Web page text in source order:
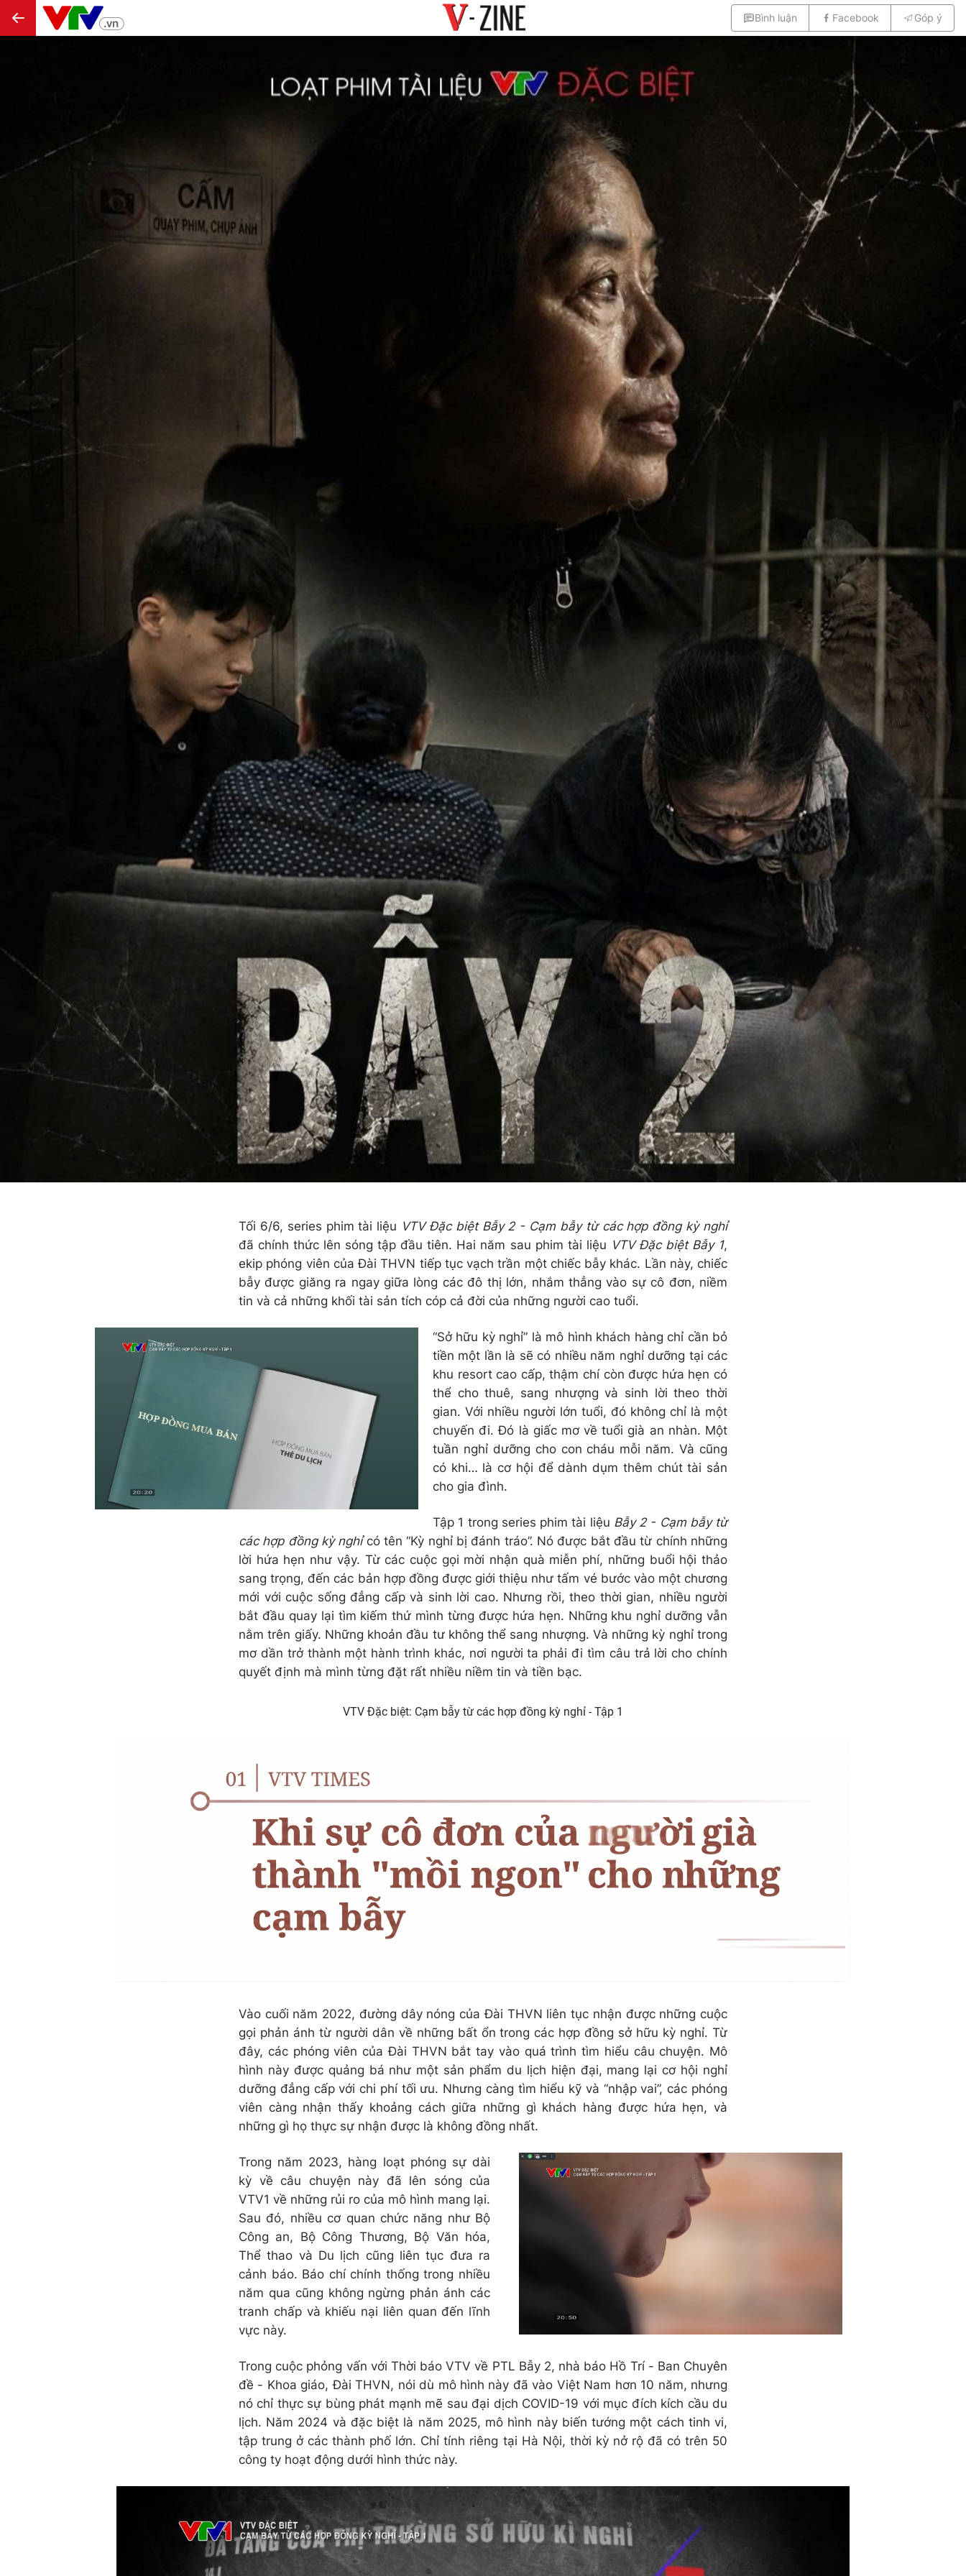
Bình luận Facebook Góp ý
Tối 6/6, series phim tài liệu VTV Đặc biệt Bẫy 2 - Cạm bẫy từ các hợp đồng kỳ nghỉ
đã chính thức lên sóng tập đầu tiên. Hai năm sau phim tài liệu VTV Đặc biệt Bẫy 1,
ekip phóng viên của Đài THVN tiếp tục vạch trần một chiếc bẫy khác. Lần này, chiếc
bẫy được giăng ra ngay giữa lòng các đô thị lớn, nhắm thẳng vào sự cô đơn, niềm
tin và cả những khối tài sản tích cóp cả đời của những người cao tuổi.
“Sở hữu kỳ nghỉ” là mô hình khách hàng chỉ cần bỏ
tiền một lần là sẽ có nhiều năm nghỉ dưỡng tại các
khu resort cao cấp, thậm chí còn được hứa hẹn có
thể cho thuê, sang nhượng và sinh lời theo thời
gian. Với nhiều người lớn tuổi, đó không chỉ là một
chuyến đi. Đó là giấc mơ về tuổi già an nhàn. Một
tuần nghỉ dưỡng cho con cháu mỗi năm. Và cũng
có khi… là cơ hội để dành dụm thêm chút tài sản
cho gia đình.
Tập 1 trong series phim tài liệu Bẫy 2 - Cạm bẫy từ
các hợp đồng kỳ nghỉ có tên “Kỳ nghỉ bị đánh tráo”. Nó được bắt đầu từ chính những
lời hứa hẹn như vậy. Từ các cuộc gọi mời nhận quà miễn phí, những buổi hội thảo
sang trọng, đến các bản hợp đồng được giới thiệu như tấm vé bước vào một chương
mới với cuộc sống đẳng cấp và sinh lời cao. Nhưng rồi, theo thời gian, nhiều người
bắt đầu quay lại tìm kiếm thứ mình từng được hứa hẹn. Những khu nghỉ dưỡng vẫn
nằm trên giấy. Những khoản đầu tư không thể sang nhượng. Và những kỳ nghỉ trong
mơ dần trở thành một hành trình khác, nơi người ta phải đi tìm câu trả lời cho chính
quyết định mà mình từng đặt rất nhiều niềm tin và tiền bạc.
VTV Đặc biệt: Cạm bẫy từ các hợp đồng kỳ nghỉ - Tập 1
Vào cuối năm 2022, đường dây nóng của Đài THVN liên tục nhận được những cuộc
gọi phản ánh từ người dân về những bất ổn trong các hợp đồng sở hữu kỳ nghỉ. Từ
đây, các phóng viên của Đài THVN bắt tay vào quá trình tìm hiểu câu chuyện. Mô
hình này được quảng bá như một sản phẩm du lịch hiện đại, mang lại cơ hội nghỉ
dưỡng đẳng cấp với chi phí tối ưu. Nhưng càng tìm hiểu kỹ và “nhập vai”, các phóng
viên càng nhận thấy khoảng cách giữa những gì khách hàng được hứa hẹn, và
những gì họ thực sự nhận được là không đồng nhất.
Trong năm 2023, hàng loạt phóng sự dài
kỳ về câu chuyện này đã lên sóng của
VTV1 về những rủi ro của mô hình mang lại.
Sau đó, nhiều cơ quan chức năng như Bộ
Công an, Bộ Công Thương, Bộ Văn hóa,
Thể thao và Du lịch cũng liên tục đưa ra
cảnh báo. Báo chí chính thống trong nhiều
năm qua cũng không ngừng phản ánh các
tranh chấp và khiếu nại liên quan đến lĩnh
vực này.
Trong cuộc phỏng vấn với Thời báo VTV về PTL Bẫy 2, nhà báo Hồ Trí - Ban Chuyên
đề - Khoa giáo, Đài THVN, nói dù mô hình này đã vào Việt Nam hơn 10 năm, nhưng
nó chỉ thực sự bùng phát mạnh mẽ sau đại dịch COVID-19 với mục đích kích cầu du
lịch. Năm 2024 và đặc biệt là năm 2025, mô hình này biến tướng một cách tinh vi,
tập trung ở các thành phố lớn. Chỉ tính riêng tại Hà Nội, thời kỳ nở rộ đã có trên 50
công ty hoạt động dưới hình thức này.